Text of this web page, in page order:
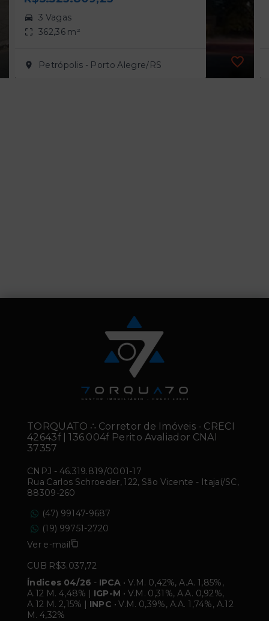
3 Vagas
362,36 m²
Petrópolis - Porto Alegre/RS
TORQUATO ∴ Corretor de Imóveis - CRECI
42643f | 136.004f Perito Avaliador CNAI
37357
CNPJ - 46.319.819/0001-17
Rua Carlos Schroeder, 122, São Vicente - Itajaí/SC,
88309-260
(47) 99147-9687
(19) 99751-2720
Ver e-mail
CUB R$3.037,72
Índices 04/26 - IPCA • V.M. 0,42%, A.A. 1,85%,
A.12 M. 4,48% | IGP-M • V.M. 0,31%, A.A. 0,92%,
A.12 M. 2,15% | INPC • V.M. 0,39%, A.A. 1,74%, A.12
M. 4,32%